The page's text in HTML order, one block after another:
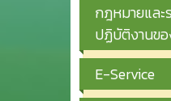
กฎหมายและ
ปฏิบัติงานข
E-Service